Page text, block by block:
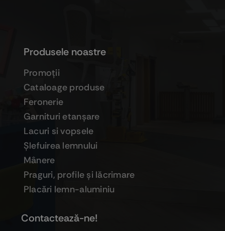
Produsele noastre
Promoţii
Cataloage produse
Feronerie
Garnituri etanşare
Lacuri si vopsele
Şlefuirea lemnului
Mânere
Praguri, profile şi lăcrimare
Placări lemn-aluminiu
Contactează-ne!